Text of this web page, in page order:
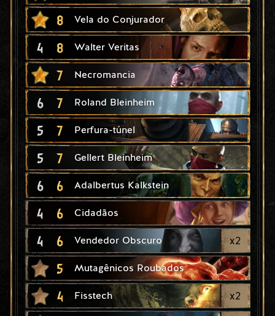
8 Vela do Conjurador
4 8 Walter Veritas
7 Necromancia
6 7 Roland Bleinheim
5 7 Perfura-túnel
5 7 Gellert Bleinheim
6 6 Adalbertus Kalkstein
4 6 Cidadãos
4 6 Vendedor Obscuro x2
5 Mutagênicos Roubados
4 Fisstech x2